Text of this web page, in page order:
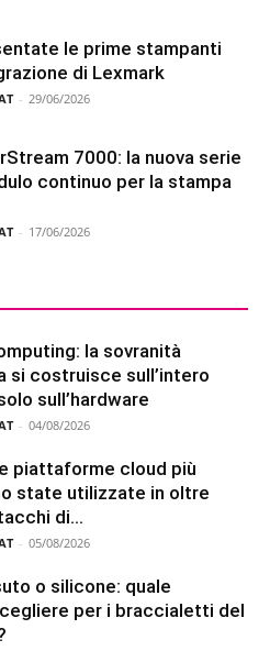
le prime stampanti
di Lexmark
- 29/06/2026
7000: la nuova serie
continuo per la stampa
- 17/06/2026
la sovranità
si costruisce sull’intero
sull’hardware
- 04/08/2026
piattaforme cloud più
state utilizzate in oltre
di...
- 05/08/2026
o silicone: quale
per i braccialetti del